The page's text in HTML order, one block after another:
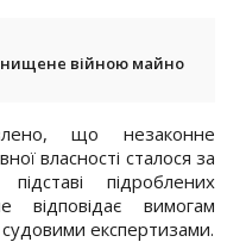
війною майно
що незаконне
власності сталося за
підроблених
відповідає вимогам
експертизами.